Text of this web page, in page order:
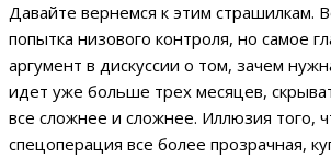
Давайте вернемся к этим страшилкам.
попытка низового контроля, но самое
аргумент в дискуссии о том, зачем
идет уже больше трех месяцев,
все сложнее и сложнее. Иллюзия того,
спецоперация все более прозрачная,